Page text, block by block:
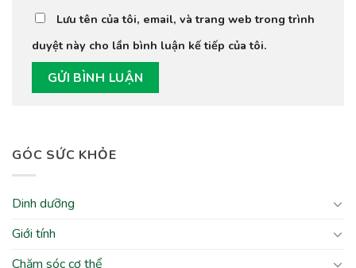
GÓC SỨC KHỎE
Dinh dưỡng
Giới tính
Chăm sóc cơ thể
Lưu tên của tôi, email, và trang web trong trình
duyệt này cho lần bình luận kế tiếp của tôi.